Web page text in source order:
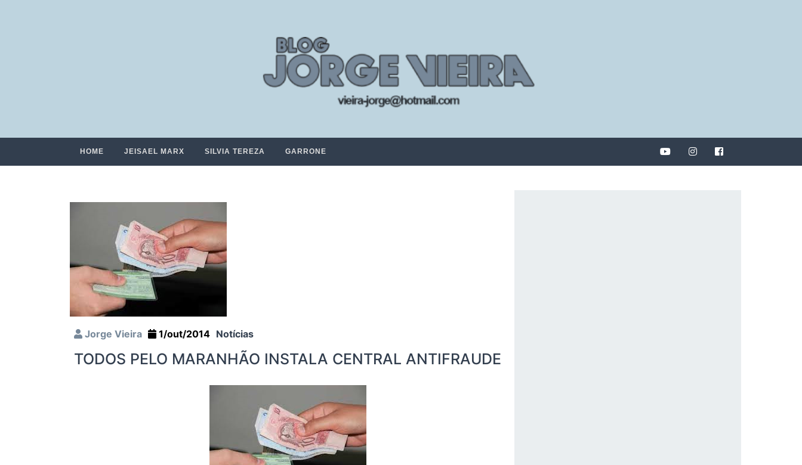
HOME JEISAEL MARX SILVIA TEREZA GARRONE
Jorge Vieira 1/out/2014 Notícias
TODOS PELO MARANHÃO INSTALA CENTRAL ANTIFRAUDE